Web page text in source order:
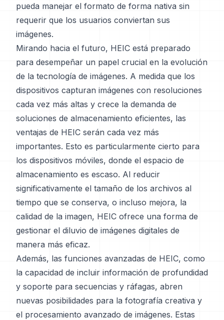
pueda manejar el formato de forma nativa sin
requerir que los usuarios conviertan sus
imágenes.
Mirando hacia el futuro, HEIC está preparado
para desempeñar un papel crucial en la evolución
de la tecnología de imágenes. A medida que los
dispositivos capturan imágenes con resoluciones
cada vez más altas y crece la demanda de
soluciones de almacenamiento eficientes, las
ventajas de HEIC serán cada vez más
importantes. Esto es particularmente cierto para
los dispositivos móviles, donde el espacio de
almacenamiento es escaso. Al reducir
significativamente el tamaño de los archivos al
tiempo que se conserva, o incluso mejora, la
calidad de la imagen, HEIC ofrece una forma de
gestionar el diluvio de imágenes digitales de
manera más eficaz.
Además, las funciones avanzadas de HEIC, como
la capacidad de incluir información de profundidad
y soporte para secuencias y ráfagas, abren
nuevas posibilidades para la fotografía creativa y
el procesamiento avanzado de imágenes. Estas